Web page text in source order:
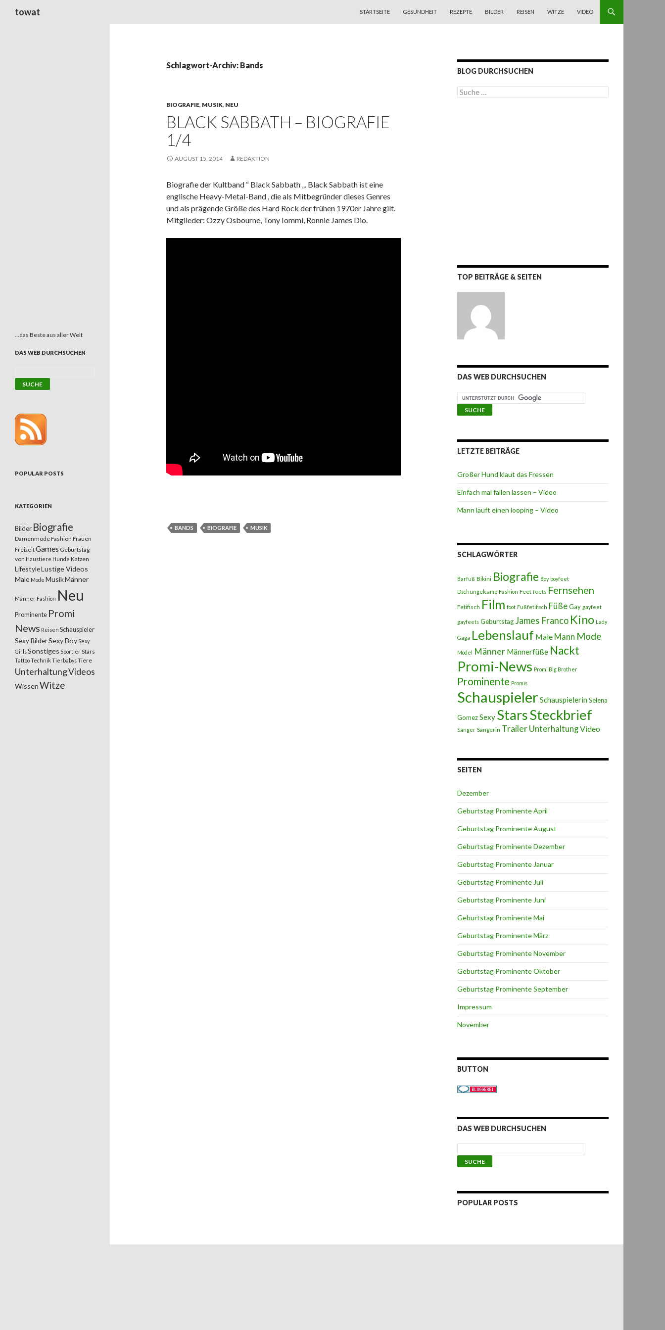
towat
STARTSEITE
GESUNDHEIT REZEPTE BILDER REISEN WITZE VIDEO
Schlagwort-Archiv: Bands
BIOGRAFIE, MUSIK, NEU
BLACK SABBATH – BIOGRAFIE
1/4
AUGUST 15, 2014 REDAKTION
Biografie der Kultband “ Black Sabbath „. Black Sabbath ist eine
englische Heavy-Metal-Band , die als Mitbegründer dieses Genres
und als prägende Größe des Hard Rock der frühen 1970er Jahre gilt.
Mitglieder: Ozzy Osbourne, Tony Iommi, Ronnie James Dio.
BANDS BIOGRAFIE MUSIK
BLOG DURCHSUCHEN
S
u
TOP BEITRÄGE & SEITEN
DAS WEB DURCHSUCHEN
LETZTE BEITRÄGE
Großer Hund klaut das Fressen
Einfach mal fallen lassen – Video
Mann läuft einen looping – Video
SCHLAGWÖRTER
Barfuß Bikini Biografie Boy boyfeet
Dschungelcamp Fashion Feet feets Fernsehen
Fetifisch Film foot Fußfetifisch FüßeGay gayfeet
gayfeets Geburtstag James Franco Kino Lady
Gaga Lebenslauf Male Mann Mode
Model Männer Männerfüße Nackt
Promi-News Promi Big Brother
Prominente Promis
Schauspieler Schauspielerin Selena
GomezSexy StarsSteckbrief
Sänger Sängerin Trailer UnterhaltungVideo
SEITEN
Dezember
Geburtstag Prominente April
Geburtstag Prominente August
Geburtstag Prominente Dezember
Geburtstag Prominente Januar
Geburtstag Prominente Juli
Geburtstag Prominente Juni
Geburtstag Prominente Mai
Geburtstag Prominente März
Geburtstag Prominente November
Geburtstag Prominente Oktober
Geburtstag Prominente September
Impressum
November
BUTTON
DAS WEB DURCHSUCHEN
POPULAR POSTS
…das Beste aus aller Welt
DAS WEB DURCHSUCHEN
POPULAR POSTS
KATEGORIEN
Bilder Biografie
DamenmodeFashion Frauen
FreizeitGames Geburtstag
von Haustiere Hunde Katzen
LifestyleLustige Videos
Male Mode MusikMänner
Männer Fashion Neu
Prominente Promi
News Reisen Schauspieler
Sexy BilderSexy Boy Sexy
GirlsSonstiges SportlerStars
TattooTechnikTierbabysTiere
UnterhaltungVideos
WissenWitze